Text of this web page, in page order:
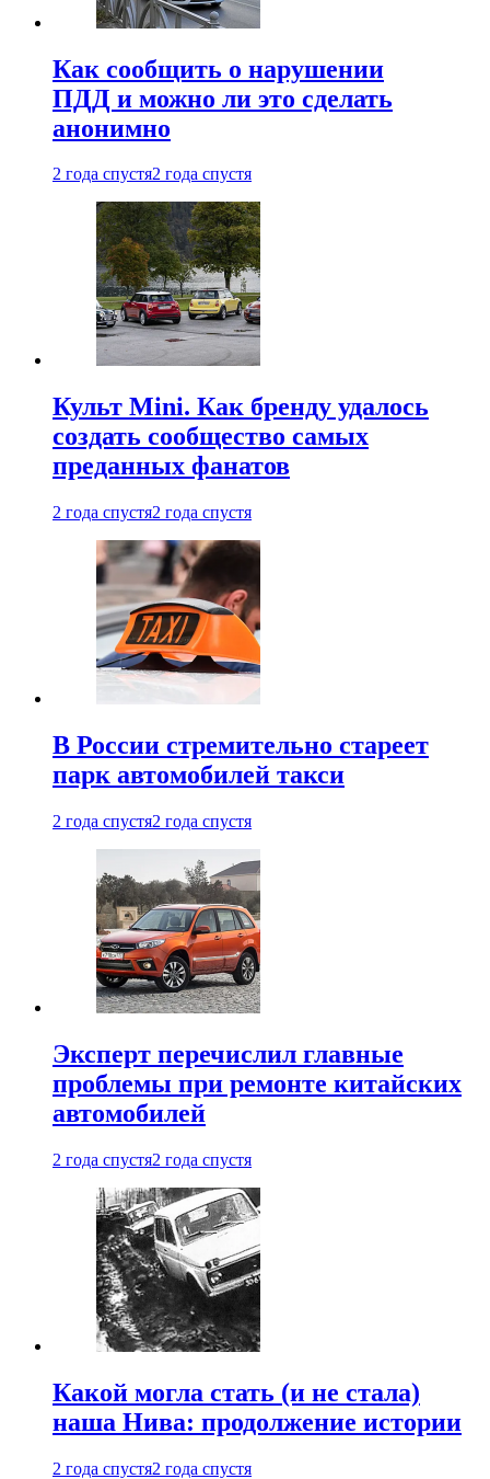
Как сообщить о нарушении
ПДД и можно ли это сделать
анонимно
2 года спустя2 года спустя
Культ Mini. Как бренду удалось
создать сообщество самых
преданных фанатов
2 года спустя2 года спустя
В России стремительно стареет
парк автомобилей такси
2 года спустя2 года спустя
Эксперт перечислил главные
проблемы при ремонте китайских
автомобилей
2 года спустя2 года спустя
Какой могла стать (и не стала)
наша Нива: продолжение истории
2 года спустя2 года спустя